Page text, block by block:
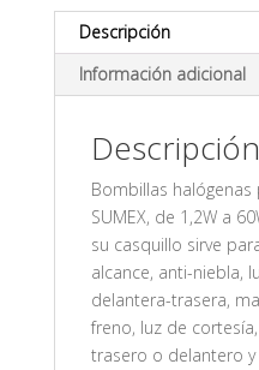
Descripción
Información adicional
Descripción
Bombillas halógenas
SUMEX, de 1,2W a
su casquillo sirve
alcance, anti-niebla,
delantera-trasera,
freno, luz de
trasero o delantero y